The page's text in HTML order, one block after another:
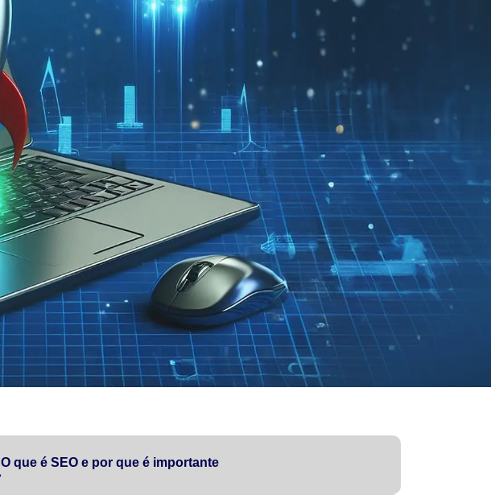
O que é SEO e por que é importante